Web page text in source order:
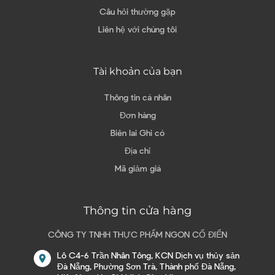
Câu hỏi thường gặp
Liên hệ với chúng tôi
Tài khoản của bạn
Thông tin cá nhân
Đơn hàng
Biên lai Ghi có
Địa chỉ
Mã giảm giá
Thông tin cửa hàng
CÔNG TY TNHH THỰC PHẨM NGON CỔ ĐIỂN
location_on
Lô C4-6 Trần Nhân Tông, KCN Dịch vụ thủy sản
Đà Nẵng, Phường Sơn Trà, Thành phố Đà Nẵng,